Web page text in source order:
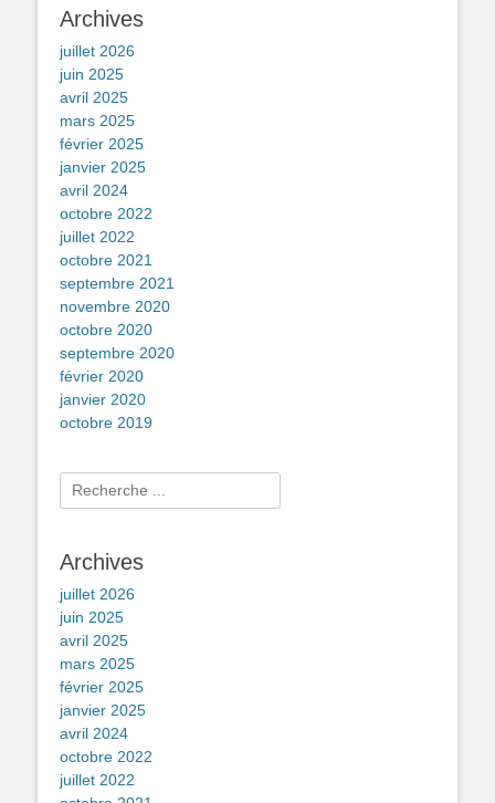
Archives
juillet 2026
juin 2025
avril 2025
mars 2025
février 2025
janvier 2025
avril 2024
octobre 2022
juillet 2022
octobre 2021
septembre 2021
novembre 2020
octobre 2020
septembre 2020
février 2020
janvier 2020
octobre 2019
Rechercher :
Archives
juillet 2026
juin 2025
avril 2025
mars 2025
février 2025
janvier 2025
avril 2024
octobre 2022
juillet 2022